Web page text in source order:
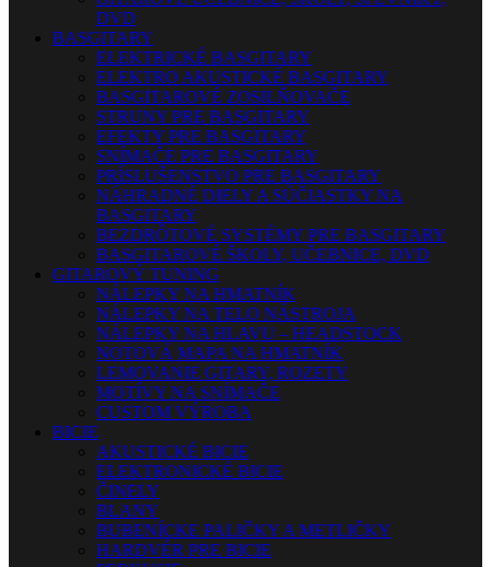
DVD
BASGITARY
ELEKTRICKÉ BASGITARY
ELEKTRO AKUSTICKÉ BASGITARY
BASGITAROVÉ ZOSILŇOVAČE
STRUNY PRE BASGITARY
EFEKTY PRE BASGITARY
SNÍMAČE PRE BASGITARY
PRÍSLUŠENSTVO PRE BASGITARY
NÁHRADNÉ DIELY A SÚČIASTKY NA
BASGITARY
BEZDRÔTOVÉ SYSTÉMY PRE BASGITARY
BASGITAROVÉ ŠKOLY, UČEBNICE, DVD
GITAROVÝ TUNING
NÁLEPKY NA HMATNÍK
NÁLEPKY NA TELO NÁSTROJA
NÁLEPKY NA HLAVU – HEADSTOCK
NOTOVÁ MAPA NA HMATNÍK
LEMOVANIE GITARY, ROZETY
MOTÍVY NA SNÍMAČE
CUSTOM VÝROBA
BICIE
AKUSTICKÉ BICIE
ELEKTRONICKÉ BICIE
ČINELY
BLANY
BUBENÍCKE PALIČKY A METLIČKY
HARDVÉR PRE BICIE